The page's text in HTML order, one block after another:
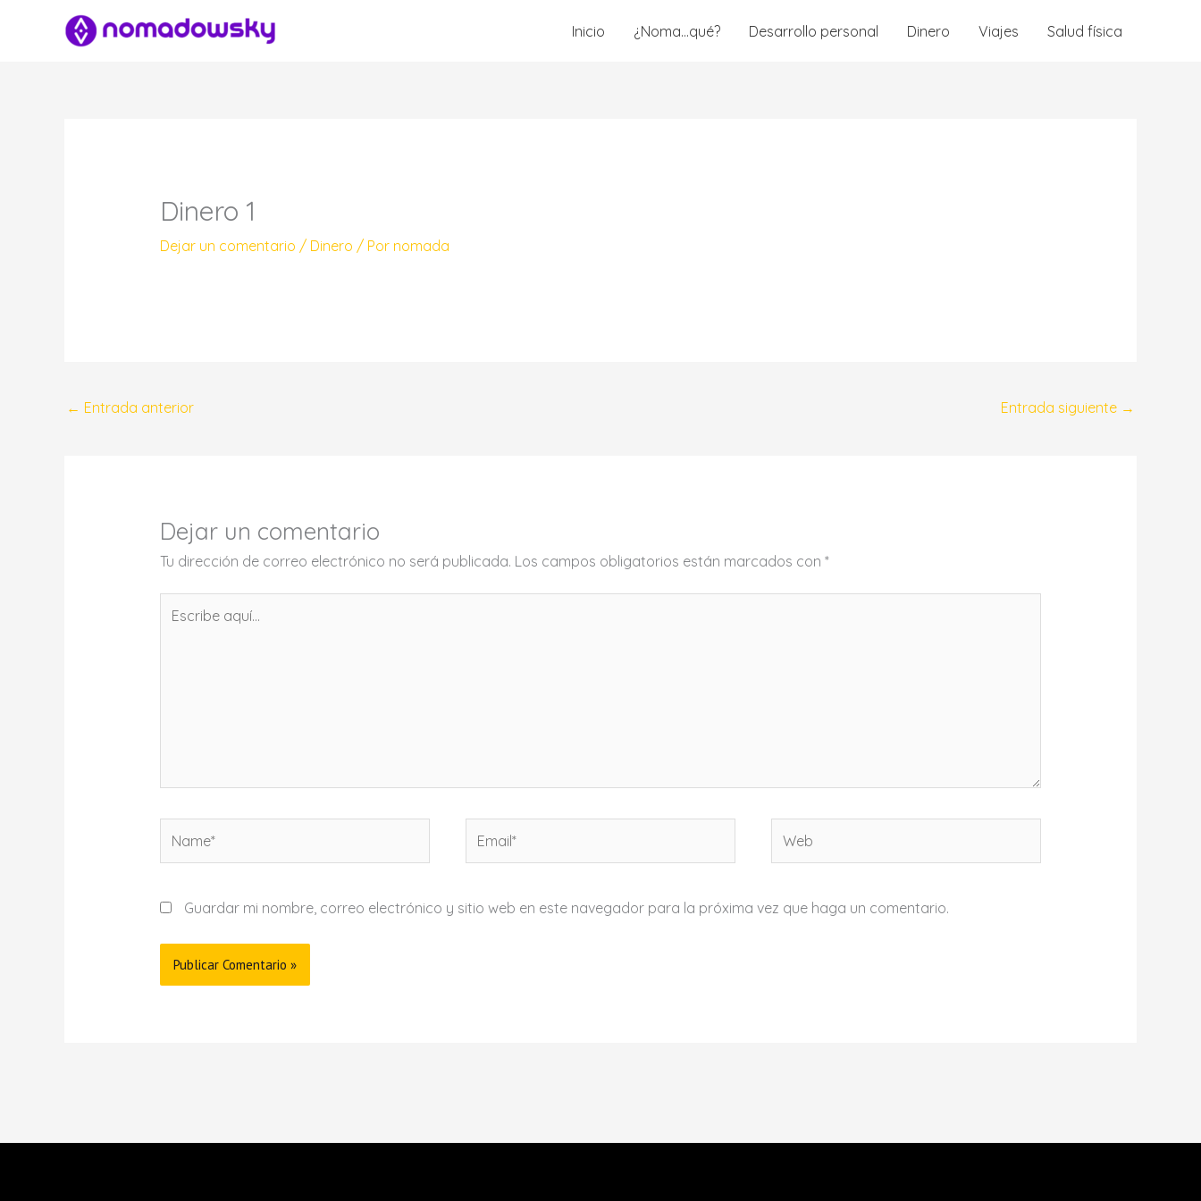
Inicio ¿Noma…qué? Desarrollo personal Dinero Viajes Salud física
Dinero 1
Dejar un comentario / Dinero / Por nomada
← Entrada anterior Entrada siguiente →
Dejar un comentario
Tu dirección de correo electrónico no será publicada. Los campos obligatorios están marcados con *
aquí...
Guardar mi nombre, correo electrónico y sitio web en este navegador para la próxima vez que haga un comentario.